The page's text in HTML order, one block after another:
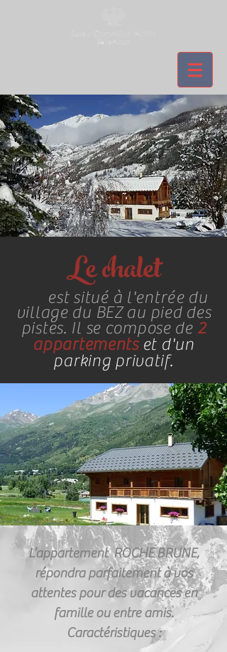
Le chalet
est situé à l'entréedu
village du BEZ au pied des
pistes. Il se compose de 2
appartements et d'un
parking privatif.
L’appartement ROCHE BRUNE,
répondra parfaitement à vos
attentes pour des vacances en
famille ou entre amis.
Caractéristiques :